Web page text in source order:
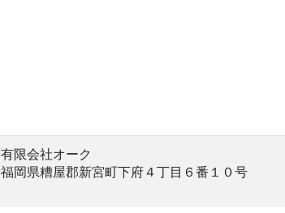
有限会社オーク
福岡県糟屋郡新宮町下府４丁目６番１０号